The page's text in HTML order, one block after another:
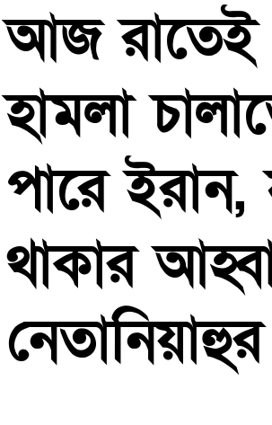
আজ রাতেই
হামলা
পারে
থাকার
নেতানিয়াহুর